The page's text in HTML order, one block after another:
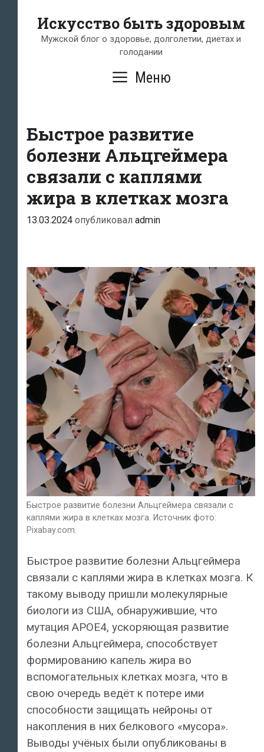
содержимому
Искусство быть здоровым
Мужской блог о здоровье, долголетии, диетах и
голодании
Меню
Быстрое развитие
болезни Альцгеймера
связали с каплями
жира в клетках мозга
13.03.2024 опубликовал admin
Быстрое развитие болезни Альцгеймера связали с
каплями жира в клетках мозга. Источник фото:
Pixabay.com.
Быстрое развитие болезни Альцгеймера
связали с каплями жира в клетках мозга. К
такому выводу пришли молекулярные
биологи из США, обнаружившие, что
мутация APOE4, ускоряющая развитие
болезни Альцгеймера, способствует
формированию капель жира во
вспомогательных клетках мозга, что в
свою очередь ведёт к потере ими
способности защищать нейроны от
накопления в них белкового «мусора».
Выводы учёных были опубликованы в